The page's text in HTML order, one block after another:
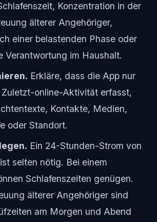
Konzentration in der
älterer Angehöriger,
einer belastenden Phase oder
Verantwortung im Haushalt.
Erkläre, dass die App nur
online-Aktivität erfasst,
Kontakte, Medien,
oder Standort.
Ein 24-Stunden-Strom von
selten nötig. Bei einem
Schlafenszeiten genügen.
älterer Angehöriger sind
am Morgen und Abend